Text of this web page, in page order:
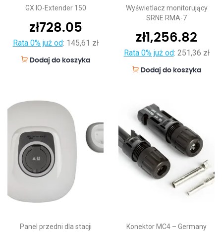
GX IO-Extender 150
zł728.05
Rata 0% już od: 145,61 zł
Dodaj do koszyka
Wyświetlacz monitorujący
SRNE RMA-7
zł1,256.82
Rata 0% już od: 251,36 zł
Dodaj do koszyka
Panel przedni dla stacji
Konektor MC4 – Germany